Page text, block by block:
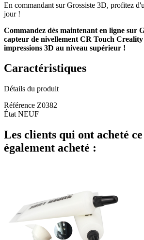
En commandant sur Grossiste 3D, profitez
jour !
Commandez dès maintenant en ligne sur
capteur de nivellement CR Touch Creality
impressions 3D au niveau supérieur !
Caractéristiques
Détails du produit
Référence Z0382
État NEUF
Les clients qui ont acheté
également acheté :